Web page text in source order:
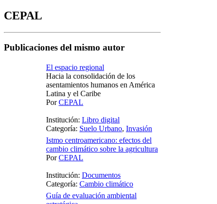
CEPAL
Publicaciones del mismo autor
El espacio regional
Hacia la consolidación de los
asentamientos humanos en América
Latina y el Caribe
PorCEPAL
Institución: Libro digital
Categoría: Suelo Urbano, Invasión
Istmo centroamericano: efectos del
cambio climático sobre la agricultura
PorCEPAL
Institución: Documentos
Categoría: Cambio climático
Guía de evaluación ambiental